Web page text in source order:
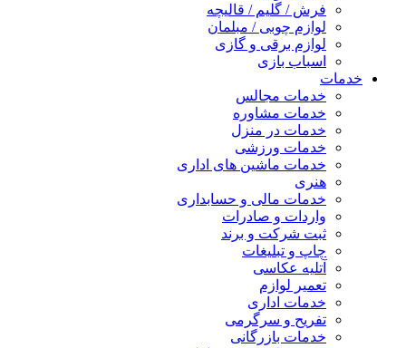
فرش / گلیم / قالیچه
لوازم چوبی / مبلمان
لوازم برقی و گازی
اسباب بازی
خدمات
خدمات مجالس
خدمات مشاوره
خدمات در منزل
خدمات ورزشی
خدمات ماشین های اداری
هنری
خدمات مالی و حسابداری
واردات و صادرات
ثبت شرکت و برند
چاپ و تبلیغات
آتلیه عکاسی
تعمیر لوازم
خدمات اداری
تفریح و سرگرمی
خدمات بازرگانی